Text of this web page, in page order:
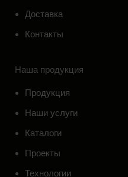
Доставка
Контакты
Наша продукция
Продукция
Наши услуги
Каталоги
Проекты
Технологии